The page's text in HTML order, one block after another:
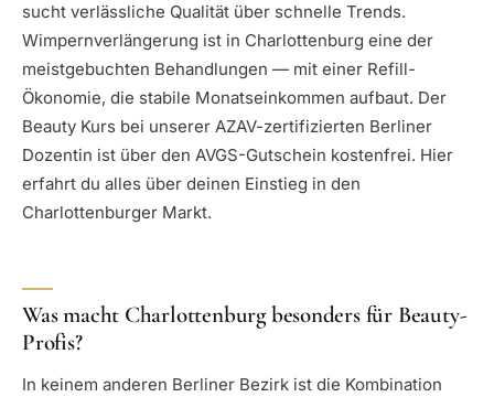
sucht verlässliche Qualität über schnelle Trends.
Wimpernverlängerung ist in Charlottenburg eine der
meistgebuchten Behandlungen — mit einer Refill-
Ökonomie, die stabile Monatseinkommen aufbaut. Der
Beauty Kurs bei unserer AZAV-zertifizierten Berliner
Dozentin ist über den AVGS-Gutschein kostenfrei. Hier
erfahrt du alles über deinen Einstieg in den
Charlottenburger Markt.
Was macht Charlottenburg besonders für Beauty-
Profis?
In keinem anderen Berliner Bezirk ist die Kombination